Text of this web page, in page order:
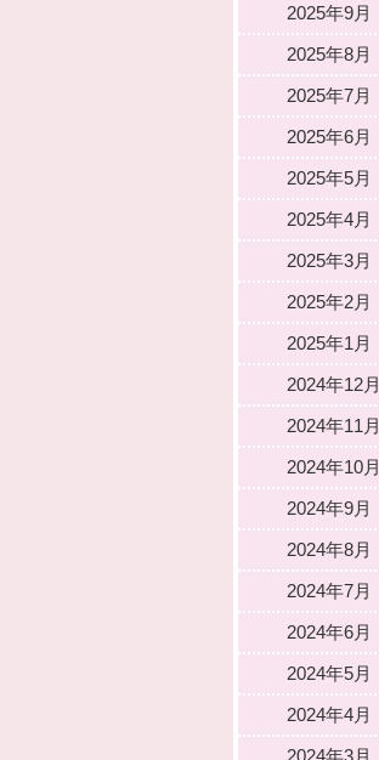
2025年9月
2025年8月
2025年7月
2025年6月
2025年5月
2025年4月
2025年3月
2025年2月
2025年1月
2024年12月
2024年11月
2024年10月
2024年9月
2024年8月
2024年7月
2024年6月
2024年5月
2024年4月
2024年3月